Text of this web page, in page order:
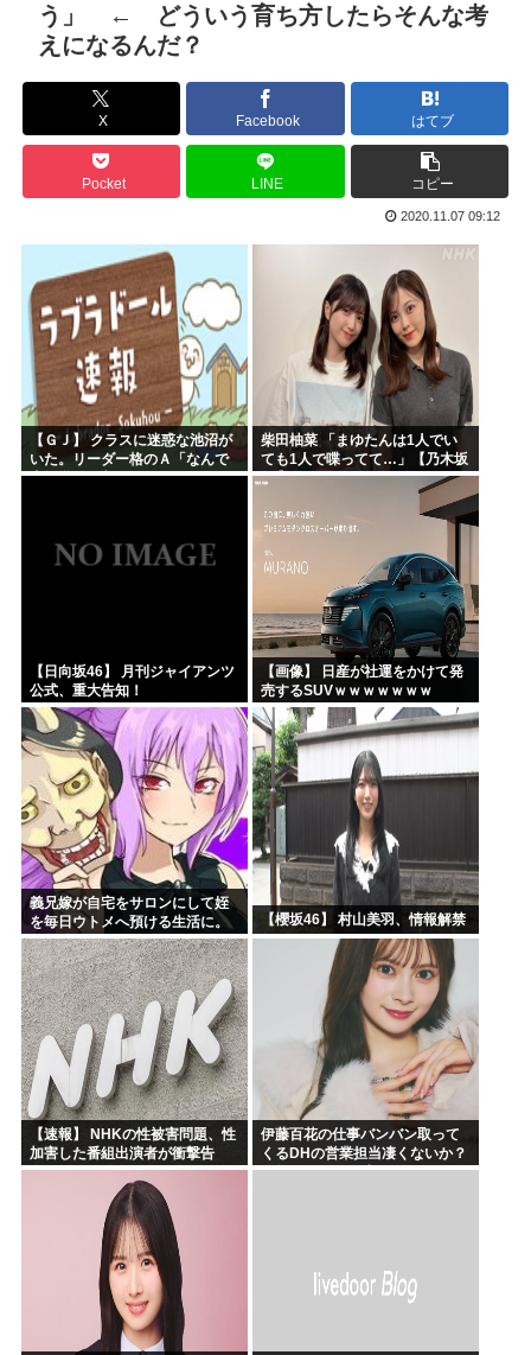
みい山作者「消せ消せ消せ消せ消せ消せ消せ消せ！」
ヤニねこ、BPOで問題視されるwww
海外「日本の電車旅で最高に気分を上げてくれるものがコレ！...
福島県民「え！？俺らへの復興支援は一時停止する感じ！？」...
韓国人「韓国が熊本地震で飲料水1万本送ったら日本人は韓国...
ヤニねこさん、BPOが動く
高市早苗熊本視察PVを映像ディレクターが本気で分析した結...
みいちゃんのモデルになった人は性格がいいらしい。
来週のハンターハンタータイソンとツベッパ王子TSK17に...
『ヤニねこ』の喫煙や覚醒剤の注射シーン、青少年への影響を...
う」 ← どういう育ち方したらそんな考
えになるんだ？
X Facebook はてブ
Pocket LINE コピー
2020.11.07 09:12
【ＧＪ】 クラスに迷惑な池沼が
いた。リーダー格のＡ「なんで
支援学級に入れないんです
柴田柚菜 「まゆたんは1人でい
ても1人で喋ってて…」【乃木坂
46】
【日向坂46】 月刊ジャイアンツ
公式、重大告知！
【画像】 日産が社運をかけて発
売するSUVｗｗｗｗｗｗｗ
義兄嫁が自宅をサロンにして姪
を毎日ウトメへ預ける生活に。
数年後、そのツケが一気に回っ
てきて…
【櫻坂46】 村山美羽、情報解禁
【速報】 NHKの性被害問題、性
加害した番組出演者が衝撃告
白！
伊藤百花の仕事バンバン取って
くるDHの営業担当凄くないか？
今年のボーナス凄いことになり